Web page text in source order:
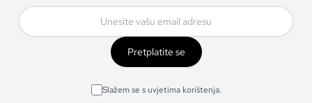
Pretplatite se
Slažem se s uvjetima korištenja.